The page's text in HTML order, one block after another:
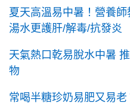
夏天高溫易中暑！營養
湯水更護肝/解毒/抗發炎
天氣熱口乾易脫水中暑
物
常喝半糖珍奶易肥又易